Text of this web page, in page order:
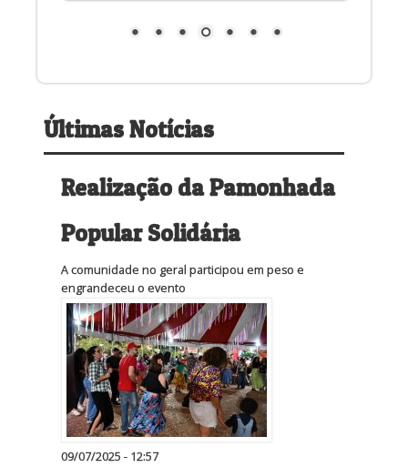
Últimas Notícias
Realização da Pamonhada
Popular Solidária
A comunidade no geral participou em peso e
engrandeceu o evento
09/07/2025 - 12:57